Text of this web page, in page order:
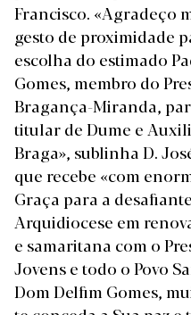
Francisco. «Agradeço
gesto de proximidade
escolha do estimado
Gomes, membro do
Bragança-Miranda,
titular de Dume e
Braga», sublinha D.
que recebe «com
Graça para a
Arquidiocese em
e samaritana com o
Jovens e todo o Povo
Dom Delfim Gomes,